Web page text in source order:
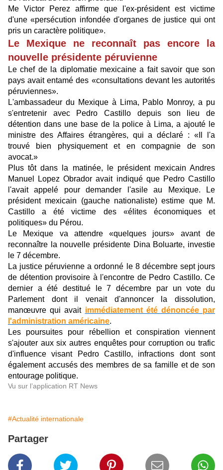
Me Victor Perez affirme que l'ex-président est victime
d'une «persécution infondée d'organes de justice qui ont
pris un caractère politique».
Le Mexique ne reconnaît pas encore la
nouvelle présidente péruvienne
Le chef de la diplomatie mexicaine a fait savoir que son
pays avait entamé des «consultations devant les autorités
péruviennes».
L'ambassadeur du Mexique à Lima, Pablo Monroy, a pu
s'entretenir avec Pedro Castillo depuis son lieu de
détention dans une base de la police à Lima, a ajouté le
ministre des Affaires étrangères, qui a déclaré : «Il l'a
trouvé bien physiquement et en compagnie de son
avocat.»
Plus tôt dans la matinée, le président mexicain Andres
Manuel Lopez Obrador avait indiqué que Pedro Castillo
l'avait appelé pour demander l'asile au Mexique. Le
président mexicain (gauche nationaliste) estime que M.
Castillo a été victime des «élites économiques et
politiques» du Pérou.
Le Mexique va attendre «quelques jours» avant de
reconnaître la nouvelle présidente Dina Boluarte, investie
le 7 décembre.
La justice péruvienne a ordonné le 8 décembre sept jours
de détention provisoire à l'encontre de Pedro Castillo. Ce
dernier a été destitué le 7 décembre par un vote du
Parlement dont il venait d'annoncer la dissolution,
manœuvre qui avait immédiatement été dénoncée par
l'administration américaine.
Les poursuites pour rébellion et conspiration viennent
s'ajouter aux six autres enquêtes pour corruption ou trafic
d'influence visant Pedro Castillo, infractions dont sont
également accusés des membres de sa famille et de son
entourage politique.
Vu sur l’application RT News
#Actualité internationale
Partager